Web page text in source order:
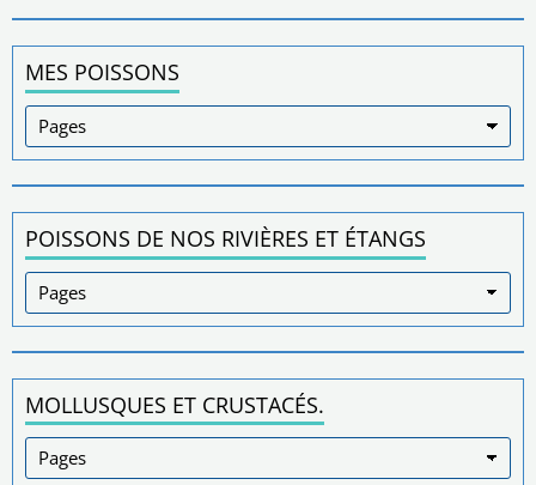
MES POISSONS
POISSONS DE NOS RIVIÈRES ET ÉTANGS
MOLLUSQUES ET CRUSTACÉS.